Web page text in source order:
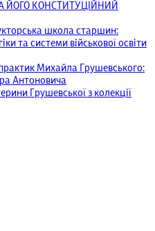
КОНСТИТУЦІЙНИЙ
школа старшин:
та системи військової освіти
Михайла Грушевського:
Антоновича
Грушевської з колекції